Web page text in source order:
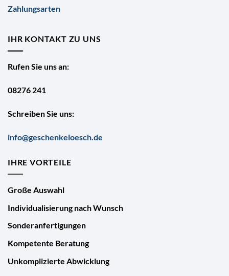
Zahlungsarten
IHR KONTAKT ZU UNS
Rufen Sie uns an:
08276 241
Schreiben Sie uns:
info@geschenkeloesch.de
IHRE VORTEILE
Große Auswahl
Individualisierung nach Wunsch
Sonderanfertigungen
Kompetente Beratung
Unkomplizierte Abwicklung